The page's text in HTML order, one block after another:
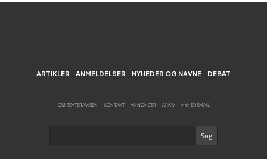
ARTIKLER ANMELDELSER NYHEDER OG NAVNE DEBAT
OM TEATERAVISEN KONTAKT ANNONCER ARKIV NYHEDSMAIL